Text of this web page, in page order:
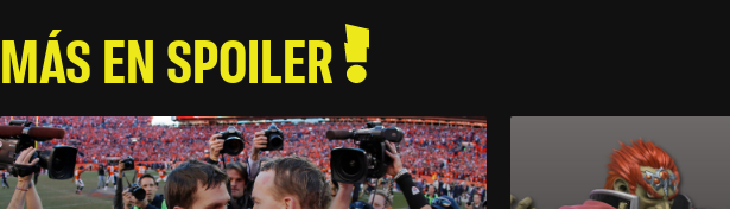
MÁS EN SPOILER